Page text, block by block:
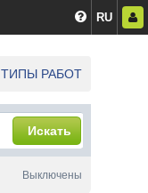
RU
ТИПЫ РАБОТ
Искать
Выключены